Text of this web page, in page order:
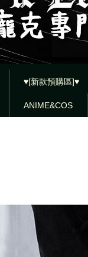
♥[新款預購區]♥
ANIME&COS